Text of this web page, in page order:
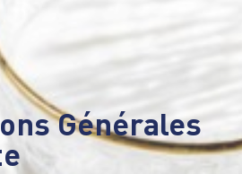
Générales